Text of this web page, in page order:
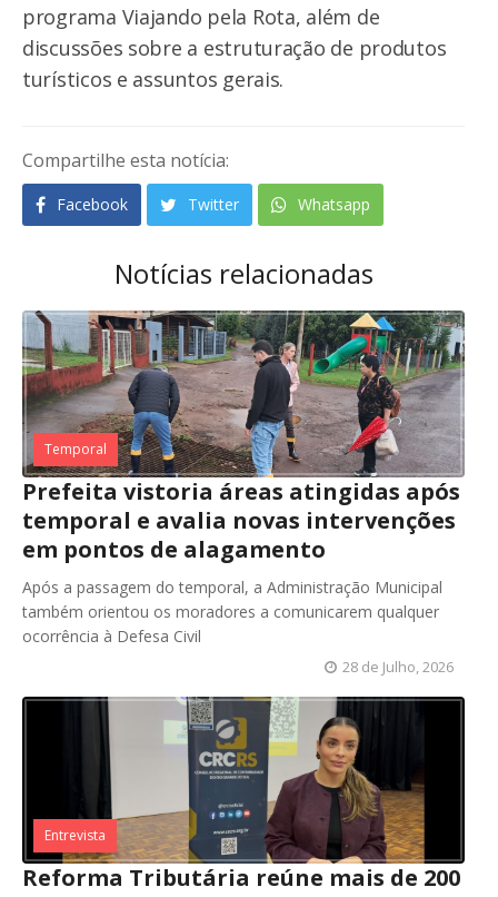
programa Viajando pela Rota, além de
discussões sobre a estruturação de produtos
turísticos e assuntos gerais.
Compartilhe esta notícia:
Facebook Twitter Whatsapp
Notícias relacionadas
Temporal
Prefeita vistoria áreas atingidas após
temporal e avalia novas intervenções
em pontos de alagamento
Após a passagem do temporal, a Administração Municipal
também orientou os moradores a comunicarem qualquer
ocorrência à Defesa Civil
28 de Julho, 2026
Entrevista
Reforma Tributária reúne mais de 200